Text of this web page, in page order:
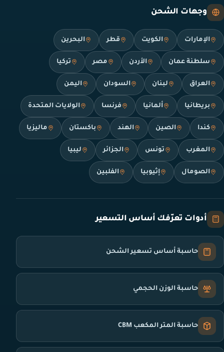
وجهات الشحن
الإمارات الكويت قطر البحرين
سلطنة عمان الأردن مصر تركيا
العراق لبنان السودان اليمن
بريطانيا ألمانيا فرنسا الولايات المتحدة
كندا الصين الهند باكستان ماليزيا
المغرب تونس الجزائر ليبيا
الصومال إثيوبيا الفلبين
أدوات تعرّفك أساس التسعير
حاسبة أساس تسعير الشحن
حاسبة الوزن الحجمي
حاسبة المتر المكعب CBM